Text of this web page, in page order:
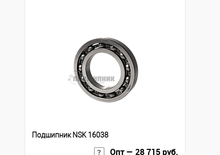
Подшипник NSK 16038
Опт — 28 715 руб.